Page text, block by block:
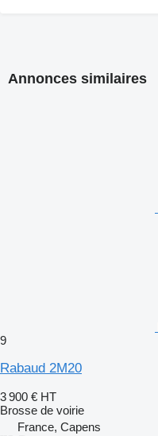
Annonces similaires
9
Rabaud 2M20
3 900 € HT
Brosse de voirie
France, Capens